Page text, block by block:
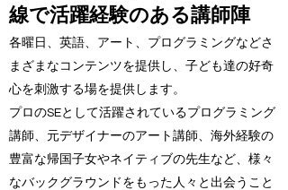
線で活躍経験のある講師陣
各曜日、英語、アート、プログラミングなどさ
まざまなコンテンツを提供し、子ども達の好奇
心を刺激する場を提供します。
プロのSEとして活躍されているプログラミング
講師、元デザイナーのアート講師、海外経験の
豊富な帰国子女やネイティブの先生など、様々
なバックグラウンドをもった人々と出会うこと